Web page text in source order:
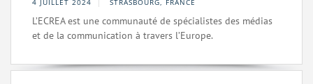
4 JUILLET 2024 STRASBOURG, FRANCE
L’ECREA est une communauté de spécialistes des médias
et de la communication à travers l’Europe.